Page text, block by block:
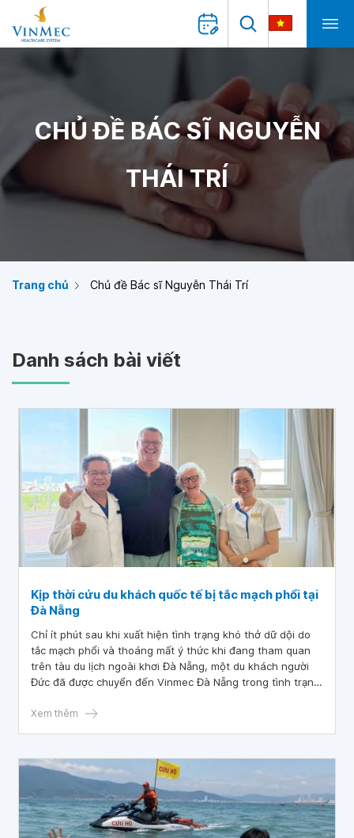
CHỦ ĐỀ BÁC SĨ NGUYỄN
THÁI TRÍ
Trang chủ Chủ đề Bác sĩ Nguyễn Thái Trí
Danh sách bài viết
Kịp thời cứu du khách quốc tế bị tắc mạch phổi tại
Đà Nẵng
Chỉ ít phút sau khi xuất hiện tình trạng khó thở dữ dội do
tắc mạch phổi và thoáng mất ý thức khi đang tham quan
trên tàu du lịch ngoài khơi Đà Nẵng, một du khách người
Đức đã được chuyển đến Vinmec Đà Nẵng trong tình trạng
cùng sự phối hợp đa chuyên khoa, các bác sĩ đã kịp thời
Xem thêm